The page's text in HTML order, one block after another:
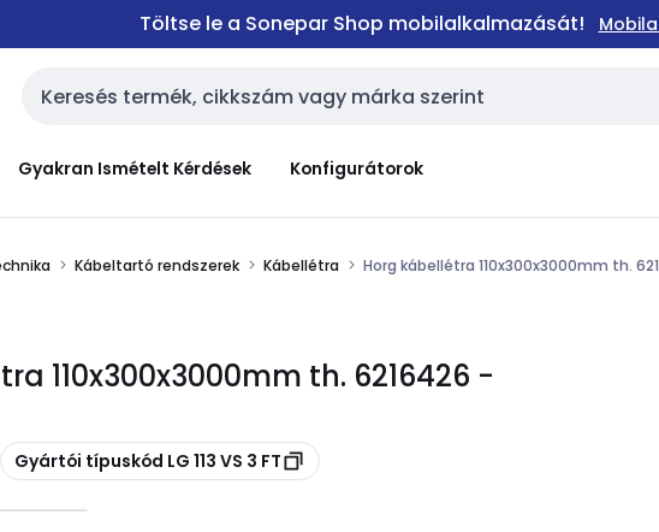
Töltse le a Sonepar Shop mobilalkalmazását!
Keresési bemenet
Gyakran Ismételt Kérdések Konfigurátorok
Kábeltartó rendszerek Kábellétra Horg kábellétra 110x300x3000mm th.
110x300x3000mm th. 6216426 -
Másolás
Gyártói típuskód LG 113 VS 3 FT